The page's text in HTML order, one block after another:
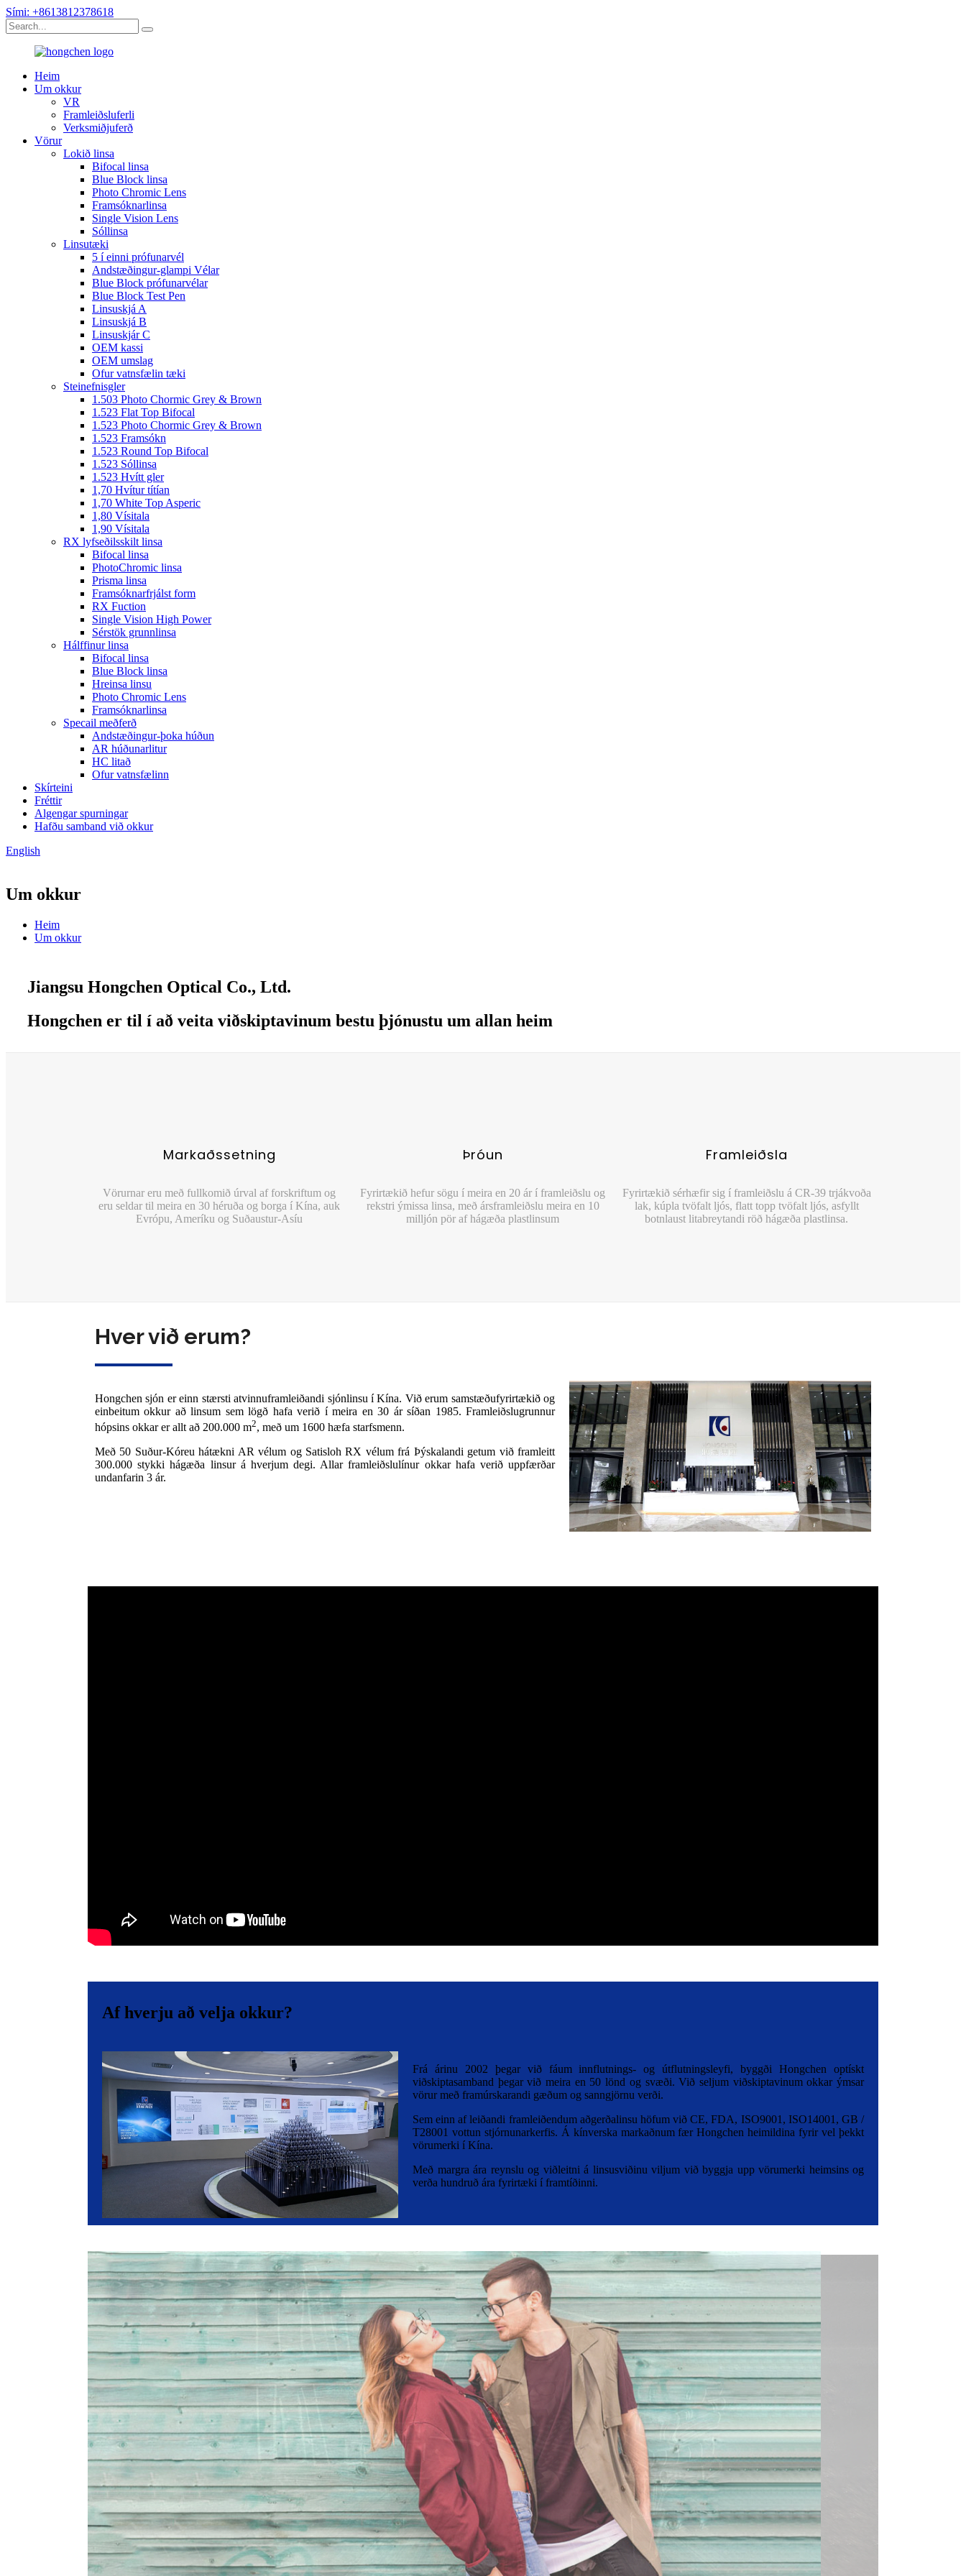
Sími: +8613812378618
Heim
Um okkur
VR
Framleiðsluferli
Verksmiðjuferð
Vörur
Lokið linsa
Bifocal linsa
Blue Block linsa
Photo Chromic Lens
Framsóknarlinsa
Single Vision Lens
Sóllinsa
Linsutæki
5 í einni prófunarvél
Andstæðingur-glampi Vélar
Blue Block prófunarvélar
Blue Block Test Pen
Linsuskjá A
Linsuskjá B
Linsuskjár C
OEM kassi
OEM umslag
Ofur vatnsfælin tæki
Steinefnisgler
1.503 Photo Chormic Grey & Brown
1.523 Flat Top Bifocal
1.523 Photo Chormic Grey & Brown
1.523 Framsókn
1.523 Round Top Bifocal
1.523 Sóllinsa
1.523 Hvítt gler
1,70 Hvítur títían
1,70 White Top Asperic
1,80 Vísitala
1,90 Vísitala
RX lyfseðilsskilt linsa
Bifocal linsa
PhotoChromic linsa
Prisma linsa
Framsóknarfrjálst form
RX Fuction
Single Vision High Power
Sérstök grunnlinsa
Hálffinur linsa
Bifocal linsa
Blue Block linsa
Hreinsa linsu
Photo Chromic Lens
Framsóknarlinsa
Specail meðferð
Andstæðingur-þoka húðun
AR húðunarlitur
HC litað
Ofur vatnsfælinn
Skírteini
Fréttir
Algengar spurningar
Hafðu samband við okkur
English
Um okkur
Heim
Um okkur
Jiangsu Hongchen Optical Co., Ltd.
Hongchen er til í að veita viðskiptavinum bestu þjónustu um allan heim
Markaðssetning
Vörurnar eru með fullkomið úrval af forskriftum og
eru seldar til meira en 30 héruða og borga í Kína, auk
Evrópu, Ameríku og Suðaustur-Asíu
Þróun
Fyrirtækið hefur sögu í meira en 20 ár í framleiðslu og
rekstri ýmissa linsa, með ársframleiðslu meira en 10
milljón pör af hágæða plastlinsum
Framleiðsla
Fyrirtækið sérhæfir sig í framleiðslu á CR-39 trjákvoða
lak, kúpla tvöfalt ljós, flatt topp tvöfalt ljós, asfyllt
botnlaust litabreytandi röð hágæða plastlinsa.
Hver við erum?
Hongchen sjón er einn stærsti atvinnuframleiðandi sjónlinsu í Kína. Við erum samstæðufyrirtækið og
einbeitum okkur að linsum sem lögð hafa verið í meira en 30 ár síðan 1985. Framleiðslugrunnur
hópsins okkar er allt að 200.000 m2, með um 1600 hæfa starfsmenn.
Með 50 Suður-Kóreu hátækni AR vélum og Satisloh RX vélum frá Þýskalandi getum við framleitt
300.000 stykki hágæða linsur á hverjum degi. Allar framleiðslulínur okkar hafa verið uppfærðar
undanfarin 3 ár.
Af hverju að velja okkur?
Frá árinu 2002 þegar við fáum innflutnings- og útflutningsleyfi, byggði Hongchen optískt
viðskiptasamband þegar við meira en 50 lönd og svæði. Við seljum viðskiptavinum okkar ýmsar
vörur með framúrskarandi gæðum og sanngjörnu verði.
Sem einn af leiðandi framleiðendum aðgerðalinsu höfum við CE, FDA, ISO9001, ISO14001, GB /
T28001 vottun stjórnunarkerfis. Á kínverska markaðnum fær Hongchen heimildina fyrir vel þekkt
vörumerki í Kína.
Með margra ára reynslu og viðleitni á linsusviðinu viljum við byggja upp vörumerki heimsins og
verða hundruð ára fyrirtæki í framtíðinni.